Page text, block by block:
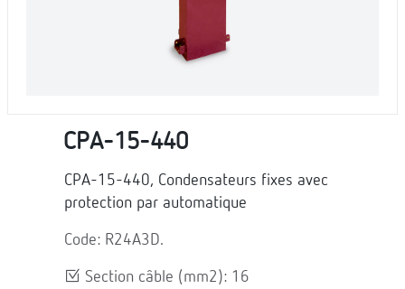
CPA-15-440
CPA-15-440, Condensateurs fixes avec
protection par automatique
Code: R24A3D.
Section câble (mm2): 16